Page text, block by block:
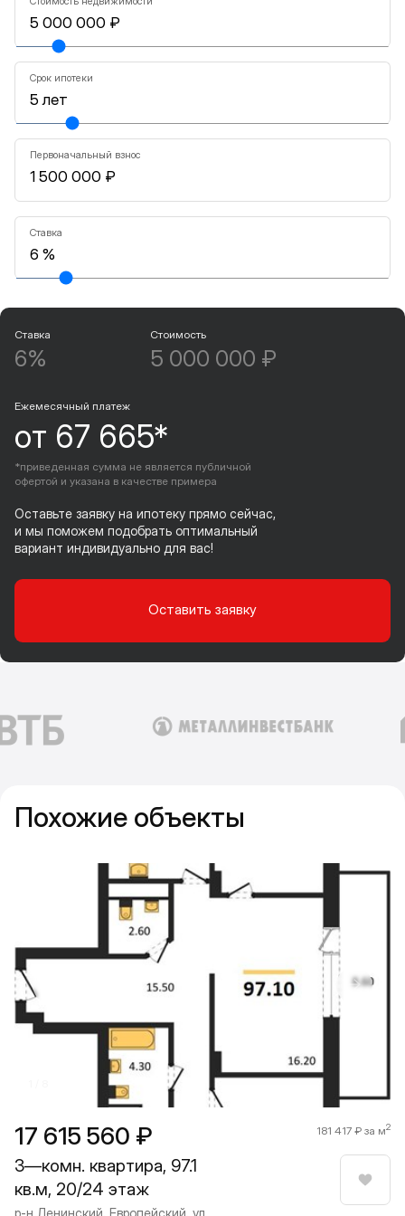
Срок ипотеки
Первоначальный взнос
Ставка
Ставка
6%
Стоимость
5 000 000 ₽
Ежемесячный платеж
от 67 665*
*приведенная сумма не является публичной
офертой и указана в качестве примера
Оставьте заявку на ипотеку прямо сейчас,
и мы поможем подобрать оптимальный
вариант индивидуально для вас!
Оставить заявку
Похожие объекты
17 615 560 ₽ 181 417 ₽ за м2
3—комн. квартира, 97.1
кв.м, 20/24 этаж
р-н Ленинский, Европейский, ул.
Прокрутить влево